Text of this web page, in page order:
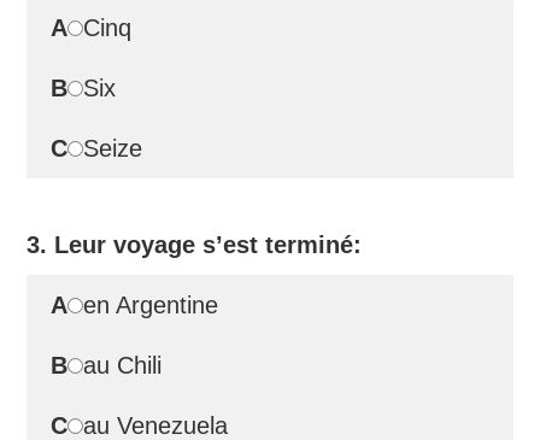
A Cinq
B Six
C Seize
3. Leur voyage s’est terminé:
A en Argentine
B au Chili
C au Venezuela